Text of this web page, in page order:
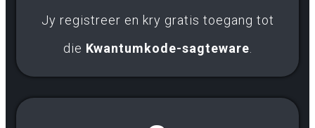
Jy registreer en kry gratis toegang tot
die Kwantumkode-sagteware